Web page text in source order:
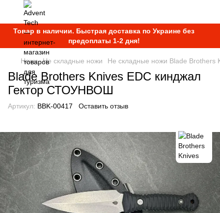
Товар в наличии. Быстрая доставка по Украине без
предоплаты 1-2 дня!
Ножи Не складные ножи Не складные ножи Blade Brothers
Blade Brothers Knives EDC кинджал
Гектор СТОУНВОШ
Артикул: BBK-00417 Оставить отзыв